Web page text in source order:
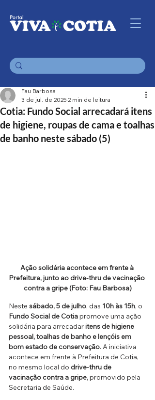
Cotia: Fundo Social arrecadará itens
de higiene, roupas de cama e toalhas
de banho neste sábado (5)
Fau Barbosa
3 de jul. de 2025 2 min de leitura
Ação solidária acontece em frente à
Prefeitura, junto ao drive-thru de vacinação
contra a gripe (Foto: Fau Barbosa)
Neste sábado, 5 de julho, das 10h às 15h, o
Fundo Social de Cotia promove uma ação
solidária para arrecadar itens de higiene
pessoal, toalhas de banho e lençóis em
bom estado de conservação. A iniciativa
acontece em frente à Prefeitura de Cotia,
no mesmo local do drive-thru de
vacinação contra a gripe, promovido pela
Secretaria de Saúde.